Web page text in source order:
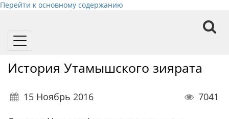
Перейти к основному содержанию
Toggle
История Утамышского зиярата
15 Ноябрь 2016
7041